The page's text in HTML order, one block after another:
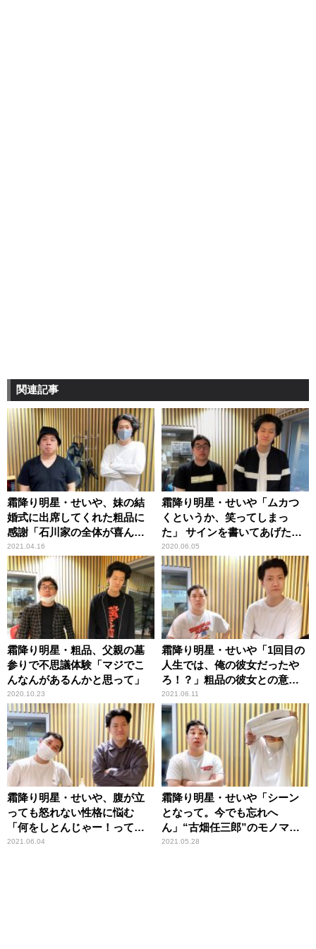
関連記事
霜降り明星・せいや、妹の結
婚式に出席してくれた粗品に
感謝「石川家の全体が喜んで
た」
2021.04.16
霜降り明星・せいや「ムカつ
くというか、笑ってしまっ
た」 サインを書いてあげた相
手のコメントに衝撃
2020.06.05
霜降り明星・粗品、父親の墓
参りで不思議体験「マジでこ
んなんがあるんかと思って」
2020.10.23
霜降り明星・せいや「1回目の
人生では、俺の彼女だったや
ろ！？」粗品の彼女との意外
な接点に驚き
2021.06.11
霜降り明星・せいや、腹が立
っても怒れない性格に悩む
「何をしとんじゃー！って言
いたかったけど……」
2021.06.04
霜降り明星・せいや「シーン
となって。今でも忘れへ
ん」“古畑任三郎”のモノマネ
披露した初舞台
2021.05.28